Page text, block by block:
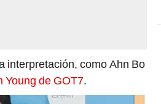
interpretación, como Ahn Bo
Young de GOT7.